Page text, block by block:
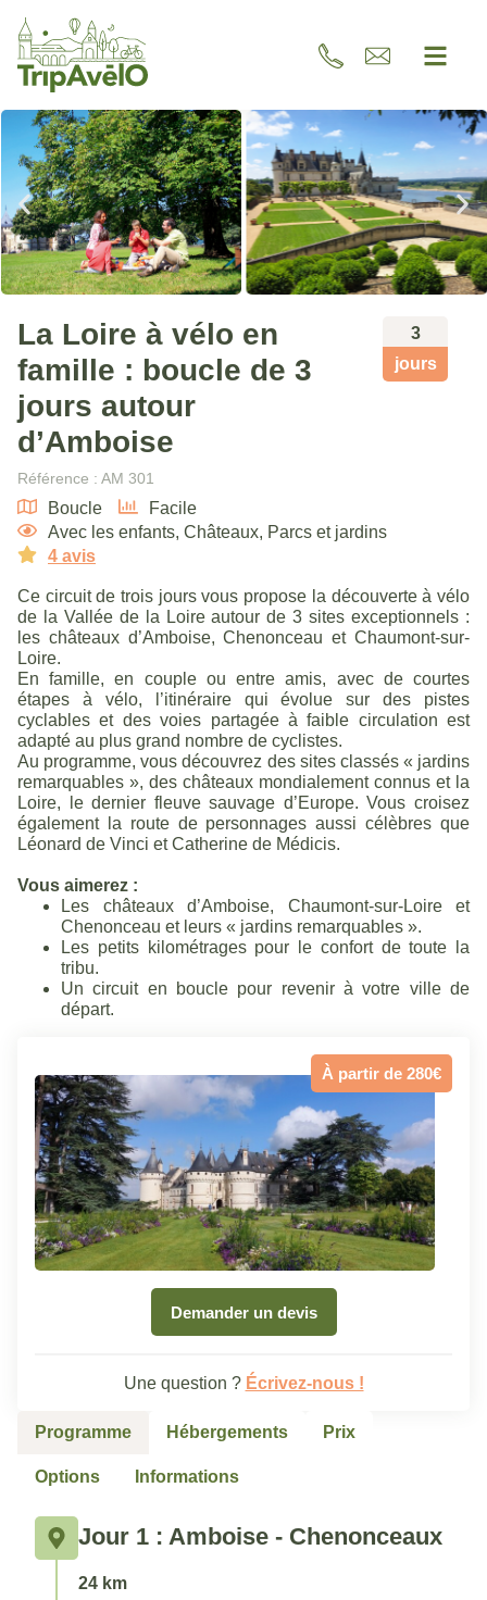
La Loire à vélo en
famille : boucle de 3
jours autour
d’Amboise
3
jours
Référence : AM 301
Boucle
Facile
Avec les enfants, Châteaux, Parcs et jardins
4 avis
Ce circuit de trois jours vous propose la découverte à vélo
de la Vallée de la Loire autour de 3 sites exceptionnels :
les châteaux d’Amboise, Chenonceau et Chaumont-sur-
Loire.
En famille, en couple ou entre amis, avec de courtes
étapes à vélo, l’itinéraire qui évolue sur des pistes
cyclables et des voies partagée à faible circulation est
adapté au plus grand nombre de cyclistes.
Au programme, vous découvrez des sites classés « jardins
remarquables », des châteaux mondialement connus et la
Loire, le dernier fleuve sauvage d’Europe. Vous croisez
également la route de personnages aussi célèbres que
Léonard de Vinci et Catherine de Médicis.
Vous aimerez :
Les châteaux d’Amboise, Chaumont-sur-Loire et
Chenonceau et leurs « jardins remarquables ».
Les petits kilométrages pour le confort de toute la
tribu.
Un circuit en boucle pour revenir à votre ville de
départ.
À partir de 280€
Demander un devis
Une question ? Écrivez-nous !
Programme Hébergements Prix
Options Informations
Jour 1 : Amboise - Chenonceaux
24 km